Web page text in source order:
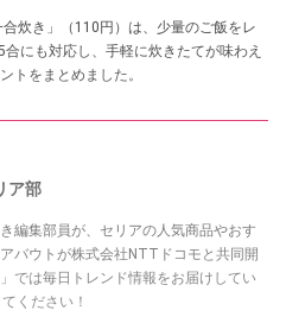
炊き」（110円）は、少量のご飯をレ
にも対応し、手軽に炊きたてが味わえ
トをまとめました。
ア部
編集部員が、セリアの人気商品やおす
バウトが株式会社NTTドコモと共同開
では毎日トレンド情報をお届けしてい
てください！